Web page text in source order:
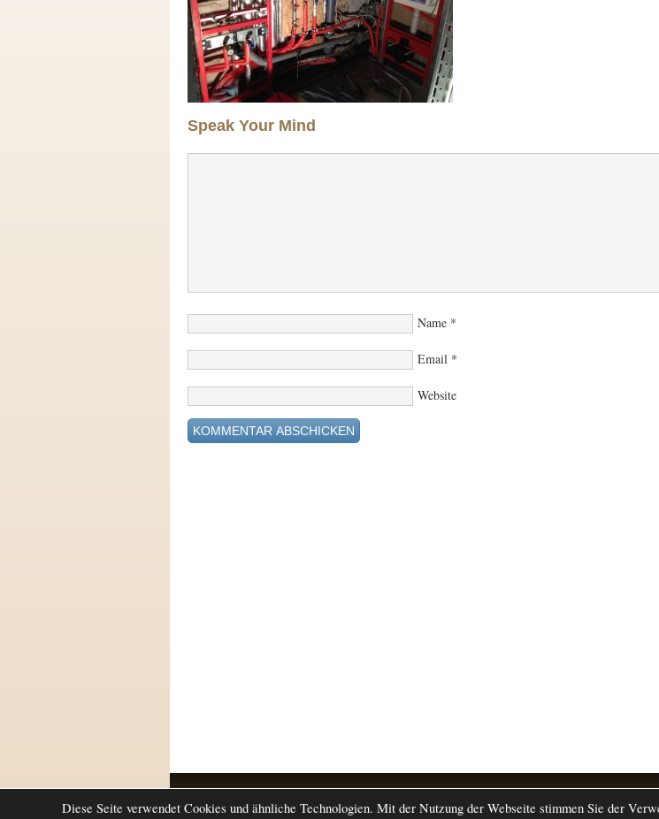
Speak Your Mind
Name *
Email *
Website
Diese Seite verwendet Cookies und ähnliche Technologien. Mit der Nutzung der Webseite stimmen Sie der